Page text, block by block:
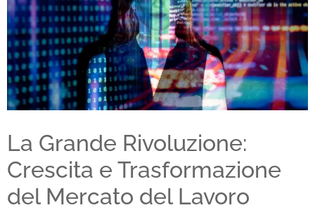
La Grande Rivoluzione:
Crescita e Trasformazione
del Mercato del Lavoro